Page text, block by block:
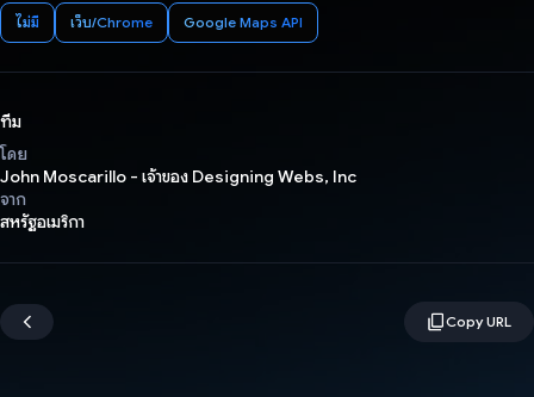
ไม่มี เว็บ/Chrome Google Maps API
ทีม
โดย
John Moscarillo - เจ้าของ Designing Webs, Inc
จาก
สหรัฐอเมริกา